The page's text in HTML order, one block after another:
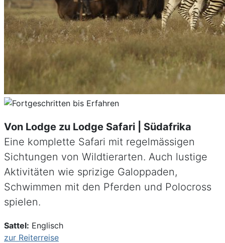
Von Lodge zu Lodge Safari | Südafrika
Eine komplette Safari mit regelmässigen
Sichtungen von Wildtierarten. Auch lustige
Aktivitäten wie sprizige Galoppaden,
Schwimmen mit den Pferden und Polocross
spielen.
Sattel: Englisch
zur Reiterreise